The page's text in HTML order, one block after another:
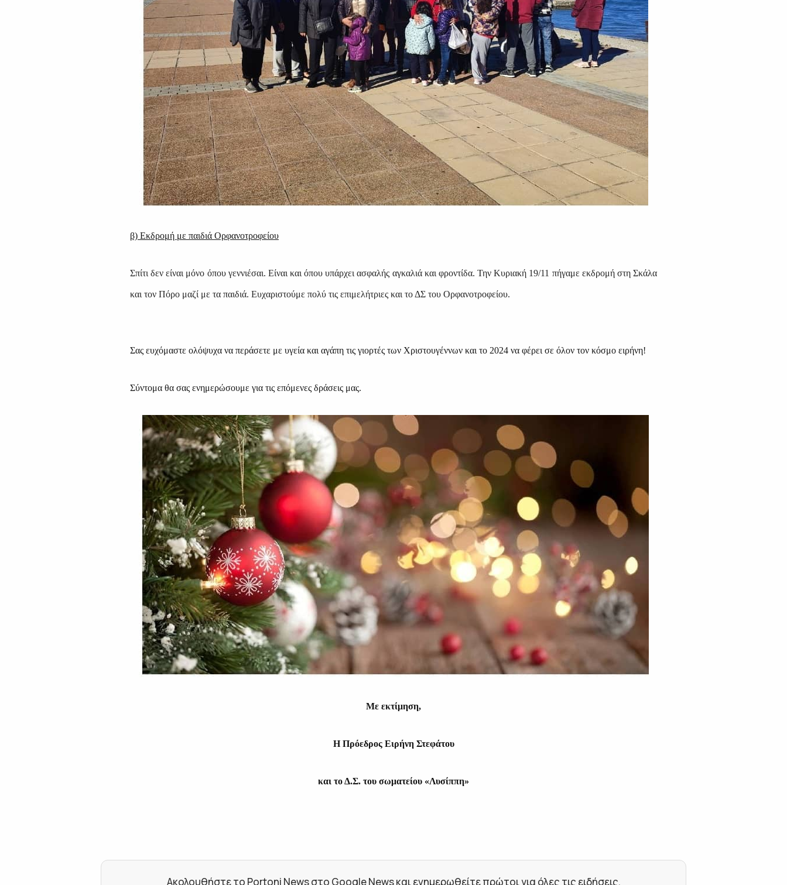
β) Εκδρομή με παιδιά Ορφανοτροφείου
Σπίτι δεν είναι μόνο όπου γεννιέσαι. Είναι και όπου υπάρχει ασφαλής αγκαλιά και φροντίδα. Την Κυριακή 19/11 πήγαμε εκδρομή στη Σκάλα
και τον Πόρο μαζί με τα παιδιά. Ευχαριστούμε πολύ τις επιμελήτριες και το ΔΣ του Ορφανοτροφείου.
Σας ευχόμαστε ολόψυχα να περάσετε με υγεία και αγάπη τις γιορτές των Χριστουγέννων και το 2024 να φέρει σε όλον τον κόσμο ειρήνη!
Σύντομα θα σας ενημερώσουμε για τις επόμενες δράσεις μας.
Με εκτίμηση,
Η Πρόεδρος Ειρήνη Στεφάτου
και το Δ.Σ. του σωματείου «Λυσίππη»
Ακολουθήστε το Portoni News στο Google News και ενημερωθείτε πρώτοι για όλες τις ειδήσεις.